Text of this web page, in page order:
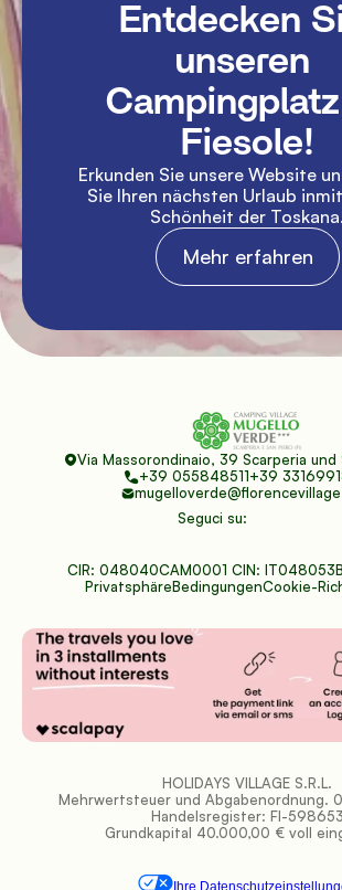
Entdecken
unseren
Fiesole!
Erkunden Sie unsere Website
Sie Ihren nächsten Urlaub
Schönheit der Toskana.
Mehr erfahren
Via Massorondinaio, 39 Scarperia und
+39 055848511+39
Seguci su:
CIR: 048040CAM0001 CIN:
PrivatsphäreBedingungenCookie-
HOLIDAYS VILLAGE S.R.L.
Mehrwertsteuer und Abgabenordnung.
Handelsregister: FI-598653
Grundkapital 40.000,00 € voll
Ihre